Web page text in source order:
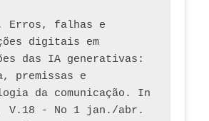
Erros, falhas e
digitais em
das IA generativas:
premissas e
da comunicação. In
V.18 - No 1 jan./abr.